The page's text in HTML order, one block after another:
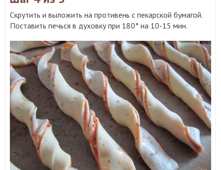
Скрутить и выложить на противень с пекарской бумагой.
Поставить печься в духовку при 180° на 10-15 мин.